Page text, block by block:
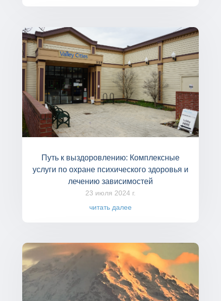
Путь к выздоровлению: Комплексные
услуги по охране психического здоровья и
лечению зависимостей
23 июля 2024 г.
читать далее